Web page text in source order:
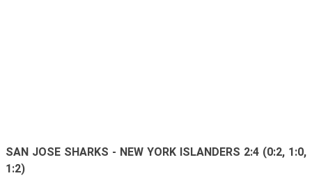
SAN JOSE SHARKS - NEW YORK ISLANDERS 2:4 (0:2, 1:0,
1:2)